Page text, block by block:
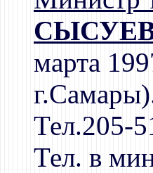
СЫСУЕВ
марта
Тел.205-
Тел. в